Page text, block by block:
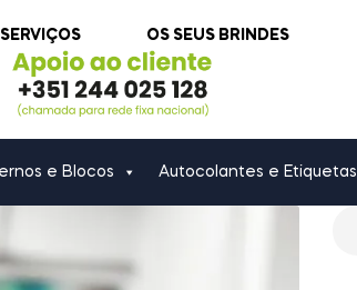
SERVIÇOS OS SEUS BRINDES
e Blocos Autocolantes e Etiquetas